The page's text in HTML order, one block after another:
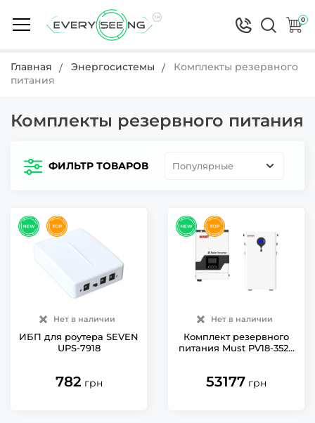
0
Главная Энергосистемы
Комплекты резервного
питания
Комплекты резервного питания
ФИЛЬТР ТОВАРОВ Популярные
Нет в наличии
ИБП для роутера SEVEN
UPS-7918
782 грн
Нет в наличии
Комплект резервного
питания Must PV18-3524
5120Wh
53177 грн